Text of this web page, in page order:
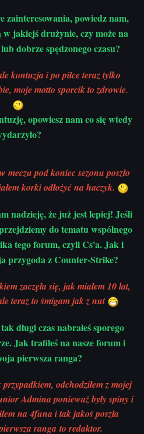
zainteresowania, powiedz nam,
w jakiejś drużynie, czy może na
dobrze spędzonego czasu?
kontuzja i po piłce teraz tylko
moje motto sporcik to zdrowie.
opowiesz nam co się wtedy
meczu pod koniec sezonu poszło
korki odłożyć na haczyk.
nadzieję, że już jest lepiej! Jeśli
do tematu wspólnego
tego forum, czyli Cs'a. Jak i
przygoda z Counter-Strike?
zaczęła się, jak miałem 10 lat,
teraz to śmigam jak z nut
długi czas nabrałeś sporego
Jak trafiłeś na nasze forum i
pierwsza ranga?
odchodziłem z mojej
Admina ponieważ były spiny i
na 4funa i tak jakoś poszła
ranga to redaktor.